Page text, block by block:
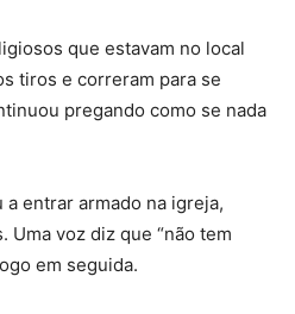
que estavam no local
tiros e correram para se
pregando como se nada
entrar armado na igreja,
voz diz que “não tem
em seguida.